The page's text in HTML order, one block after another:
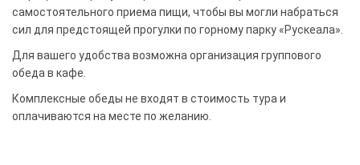
самостоятельного приема пищи, чтобы вы могли набраться
сил для предстоящей прогулки по горному парку «Рускеала».
Для вашего удобства возможна организация группового
обеда в кафе.
Комплексные обеды не входят в стоимость тура и
оплачиваются на месте по желанию.